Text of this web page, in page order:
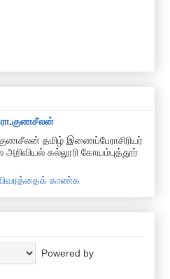
தமிழ் இணைப்பேராசிரியர்
கல்லூரி கோயம்புத்தூர்
காண்க
Powered by